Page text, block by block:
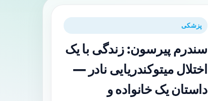
پزشکی
سندرم پیرسون: زندگی با یک
اختلال میتوکندریایی نادر —
داستان یک خانواده و